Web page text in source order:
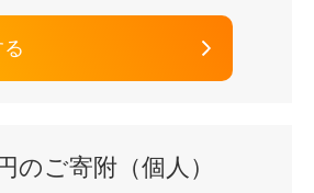
のご寄附（個人）